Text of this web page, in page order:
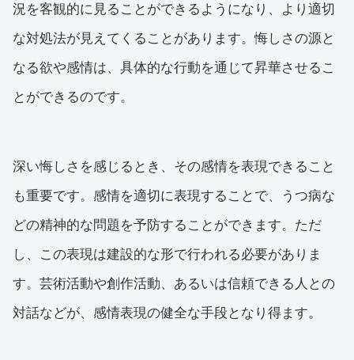
況を客観的に見ることができるようになり、より適切
な対処法が見えてくることがあります。悔しさの源と
なる欲や感情は、具体的な行動を通じて昇華させるこ
とができるのです。
深い悔しさを感じるとき、その感情を表現できること
も重要です。感情を適切に表現することで、うつ病な
どの精神的な問題を予防することができます。ただ
し、この表現は建設的な形で行われる必要がありま
す。芸術活動や創作活動、あるいは信頼できる人との
対話などが、感情表現の健全な手段となり得ます。